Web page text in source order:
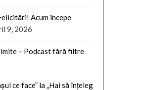
Acum începe
9, 2026
– Podcast fără filtre
ce face” la „Hai să înțeleg